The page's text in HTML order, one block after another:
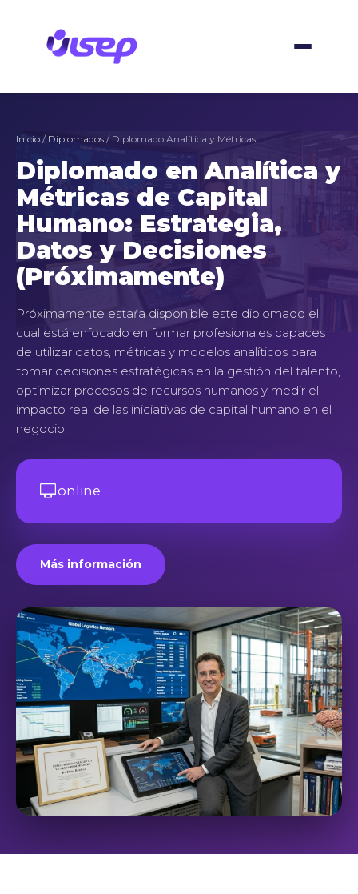
contenido
Inicio/ Diplomados / Diplomado Analítica y Métricas
Diplomado en Analítica y
Métricas de Capital
Humano: Estrategia,
Datos y Decisiones
(Próximamente)
Próximamente estaŕa disponible este diplomado el
cual está enfocado en formar profesionales capaces
de utilizar datos, métricas y modelos analíticos para
tomar decisiones estratégicas en la gestión del talento,
optimizar procesos de recursos humanos y medir el
impacto real de las iniciativas de capital humano en el
negocio.
online
Más información